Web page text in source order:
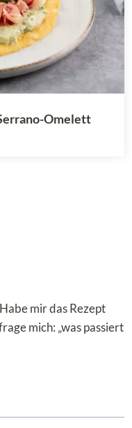
Omelett
mir das Rezept
mich: „was passiert